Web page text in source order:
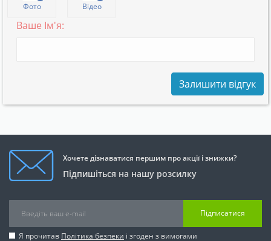
Фото Відео
Ваше Ім'я:
Залишити відгук
Хочете дізнаватися першим про акції і знижки?
Підпишіться на нашу розсилку
Підписатися
Я прочитав Політика безпеки і згоден з вимогами